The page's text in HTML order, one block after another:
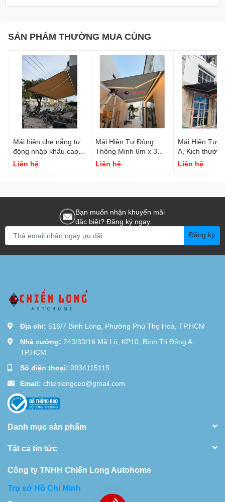
SẢN PHẨM THƯỜNG MUA CÙNG
Mái hiên che nắng tự
động nhập khẩu cao
cấp – Bền đẹp – Giá
tốt 2026
Liên hệ
Mái Hiên Tự Động
Thông Minh 6m x 3m
Cao Cấp Nhập Khẩu
Liên hệ
Mái Hiên Tự
A, Kich thước 4m x
2.5m Tại
Liên hệ
Bạn muốn nhận khuyến mãi
đặc biệt? Đăng ký ngay.
Đăng ký
Địa chỉ: 516/7 Bình Long, Phường Phú Thọ Hoà, TP.HCM
Nhà xưởng: 243/33/16 Mã Lò, KP10, Bình Trị Đông A.
TP.HCM
Số điện thoại: 0934115119
Email: chienlongceo@gmail.com
Danh mục sản phẩm
Tất cả tin tức
Công ty TNHH Chiến Long Autohome
Trụ sở Hồ Chi Minh